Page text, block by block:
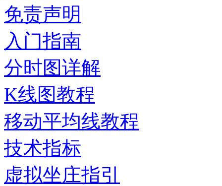
免责声明
入门指南
分时图详解
K线图教程
移动平均线教程
技术指标
虚拟坐庄指引